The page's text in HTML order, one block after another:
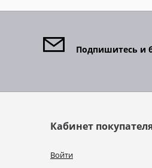
Подпишитесь и
Кабинет
Войти